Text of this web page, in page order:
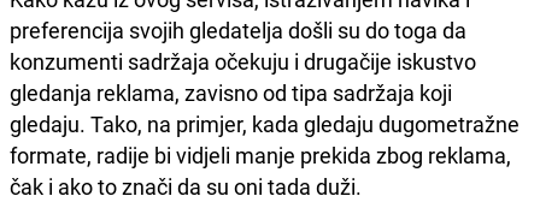
preferencija svojih gledatelja došli su do toga da
konzumenti sadržaja očekuju i drugačije iskustvo
gledanja reklama, zavisno od tipa sadržaja koji
gledaju. Tako, na primjer, kada gledaju dugometražne
formate, radije bi vidjeli manje prekida zbog reklama,
čak i ako to znači da su oni tada duži.